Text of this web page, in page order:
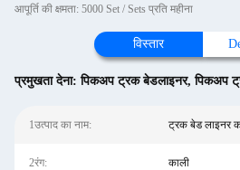
आपूर्ति की क्षमता: 5000 Set / Sets प्रति महीना
विस्तार
प्रमुखता देना:पिकअप ट्रक बेडलाइनर,पिकअप
1उत्पाद का नाम: ट्रक बेड लाइनर
2रंग: काली